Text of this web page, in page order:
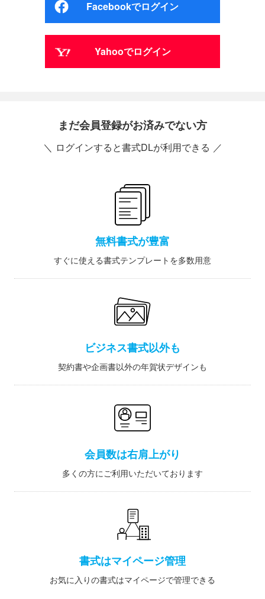
Facebookでログイン
Yahooでログイン
まだ会員登録がお済みでない方
＼ ログインすると書式DLが利用できる ／
無料書式が豊富
すぐに使える書式テンプレートを多数用意
ビジネス書式以外も
契約書や企画書以外の年賀状デザインも
会員数は右肩上がり
多くの方にご利用いただいております
書式はマイページ管理
お気に入りの書式はマイページで管理できる